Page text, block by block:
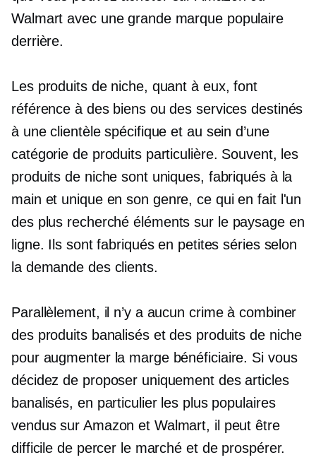
Walmart avec une grande marque populaire
derrière.
Les produits de niche, quant à eux, font
référence à des biens ou des services destinés
à une clientèle spécifique et au sein d’une
catégorie de produits particulière. Souvent, les
produits de niche sont uniques, fabriqués à la
main et unique en son genre, ce qui en fait l'un
des plus recherché éléments sur le paysage en
ligne. Ils sont fabriqués en petites séries selon
la demande des clients.
Parallèlement, il n’y a aucun crime à combiner
des produits banalisés et des produits de niche
pour augmenter la marge bénéficiaire. Si vous
décidez de proposer uniquement des articles
banalisés, en particulier les plus populaires
vendus sur Amazon et Walmart, il peut être
difficile de percer le marché et de prospérer.